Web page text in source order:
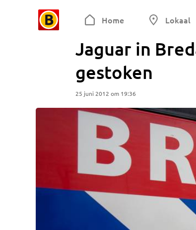
Home Lokaal
Jaguar in
gestoken
25 juni 2012 om 19:36